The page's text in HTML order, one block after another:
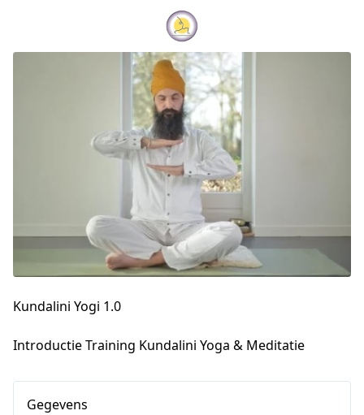
Kundalini Yogi 1.0
Introductie Training Kundalini Yoga & Meditatie
Gegevens